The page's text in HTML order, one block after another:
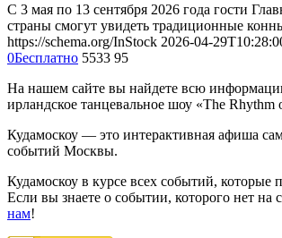
С 3 мая по 13 сентября 2026 года гости
страны смогут увидеть традиционные
https://schema.org/InStock 2026-04-
0Бесплатно 5533 95
На нашем сайте вы найдете всю
ирландское танцевальное шоу «The Rhythm
Кудамоскоу — это интерактивная афиша
событий Москвы.
Кудамоскоу в курсе всех событий, которые
Если вы знаете о событии, которого нет на
нам!